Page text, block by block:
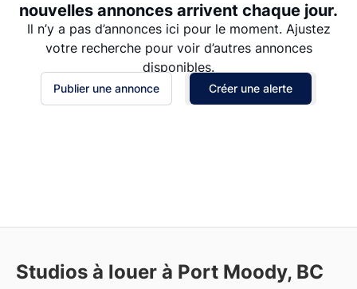
nouvelles annonces arrivent chaque jour.
Il n’y a pas d’annonces ici pour le moment. Ajustez
votre recherche pour voir d’autres annonces
disponibles.
Publier une annonce Créer une alerte
Studios à louer à Port Moody, BC